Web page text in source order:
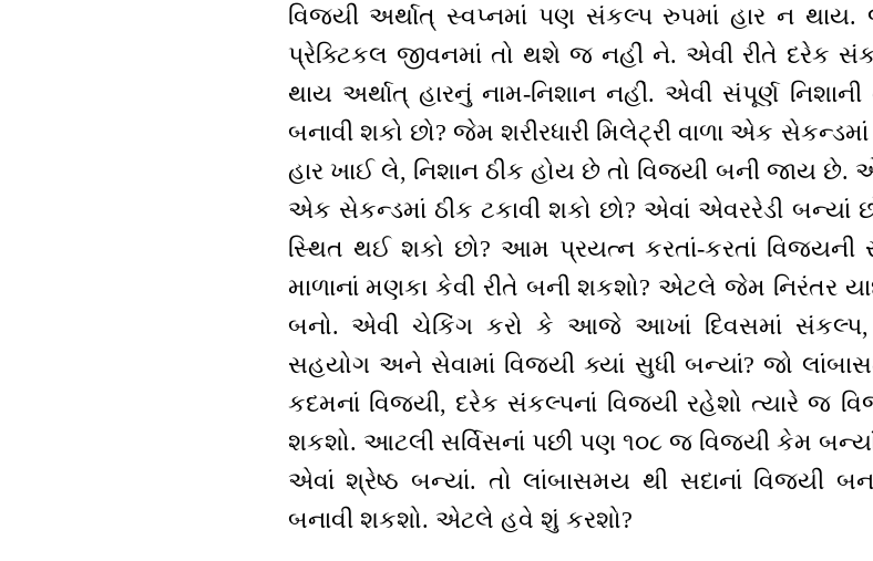
વિજયી અર્થાત્ સ્વપ્નમાં પણ સંકલ્પ રુપમાં હાર ન થાય.
પ્રેક્ટિકલ જીવનમાં તો થશે જ નહીં ને. એવી રીતે દરેક
થાય અર્થાત્ હારનું નામ-નિશાન નહીં. એવી સંપૂર્ણ
બનાવી શકો છો? જેમ શરીરધારી મિલેટ્રી વાળા એક
હાર ખાઈ લે, નિશાન ઠીક હોય છે તો વિજયી બની જાય છે.
એક સેકન્ડમાં ઠીક ટકાવી શકો છો? એવાં એવરરેડી બન્યાં
સ્થિત થઈ શકો છો? આમ પ્રયત્ન કરતાં-કરતાં વિજયની
માળાનાં મણકા કેવી રીતે બની શકશો? એટલે જેમ નિરંતર
બનો. એવી ચેકિંગ કરો કે આજે આખાં દિવસમાં સંકલ્પ,
સહયોગ અને સેવામાં વિજયી ક્યાં સુધી બન્યાં? જો
કદમનાં વિજયી, દરેક સંકલ્પનાં વિજયી રહેશો ત્યારે જ
શકશો. આટલી સર્વિસનાં પછી પણ ૧૦૮ જ વિજયી કેમ
એવાં શ્રેષ્ઠ બન્યાં. તો લાંબાસમય થી સદાનાં વિજયી
બનાવી શકશો. એટલે હવે શું કરશો?